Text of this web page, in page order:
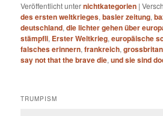
Veröffentlicht unternichtkategorien |
des ersten weltkrieges,basler zeitung,
deutschland,die lichter gehen über
stämpfli, Erster Weltkrieg,europäische
falsches erinnern,frankreich,
say not that the brave die,und sie sind
TRUMPISM